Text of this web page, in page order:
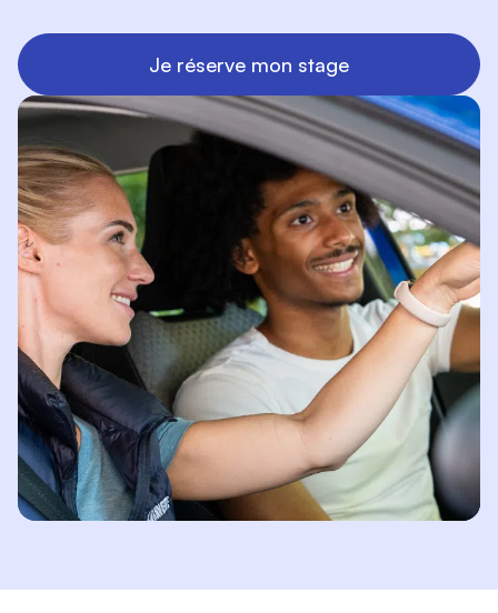
Je réserve mon stage